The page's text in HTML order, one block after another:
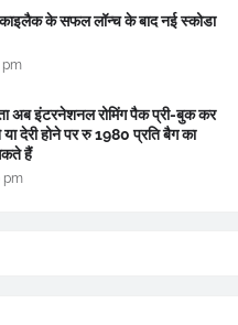
काइलैक के सफल लॉन्च के बाद नई स्कोडा
pm
अब इंटरनेशनल रोमिंग पैक प्री-बुक कर
देरी होने पर रु 1980 प्रति बैग का
हैं
pm